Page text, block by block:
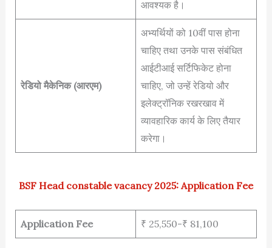
आवश्यक है।
रेडियो मैकेनिक (आरएम)
अभ्यर्थियों को 10वीं पास होना
चाहिए तथा उनके पास संबंधित
आईटीआई सर्टिफिकेट होना
चाहिए, जो उन्हें रेडियो और
इलेक्ट्रॉनिक रखरखाव में
व्यावहारिक कार्य के लिए तैयार
करेगा।
BSF Head constable vacancy 2025: Application Fee
Application Fee ₹ 25,550-₹ 81,100